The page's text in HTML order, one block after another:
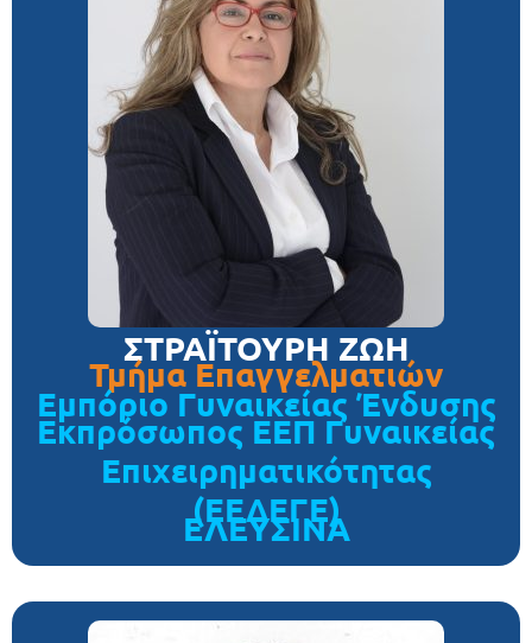
ΣΤΡΑΪΤΟΥΡΗ ΖΩΗ
Τμήμα Επαγγελματιών
Εμπόριο Γυναικείας Ένδυσης
Εκπρόσωπος ΕΕΠ Γυναικείας
Επιχειρηματικότητας
(ΕΕΔΕΓΕ)
ΕΛΕΥΣΙΝΑ